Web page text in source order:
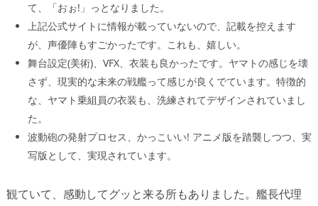
て、「おぉ!」っとなりました。
上記公式サイトに情報が載っていないので、記載を控えます
が、声優陣もすごかったです。これも、嬉しい。
舞台設定(美術)、VFX、衣装も良かったです。ヤマトの感じを壊
さず、現実的な未来の戦艦って感じが良くでています。特徴的
な、ヤマト乗組員の衣装も、洗練されてデザインされていまし
た。
波動砲の発射プロセス、かっこいい! アニメ版を踏襲しつつ、実
写版として、実現されています。
観ていて、感動してグッと来る所もありました。艦長代理